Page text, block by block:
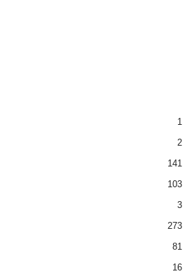
1
2
141
103
3
273
81
16